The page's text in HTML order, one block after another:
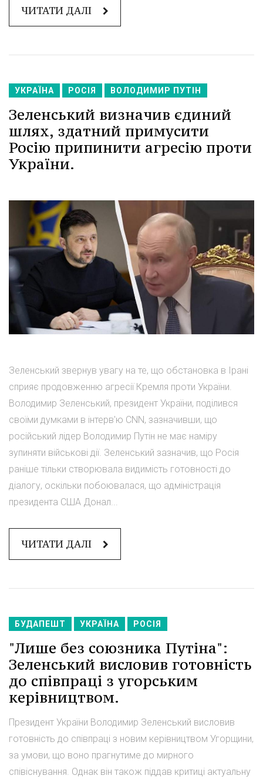
ЧИТАТИ ДАЛІ
УКРАЇНА РОСІЯ ВОЛОДИМИР ПУТІН
Зеленський визначив єдиний
шлях, здатний примусити
Росію припинити агресію проти
України.
Зеленський звернув увагу на те, що обстановка в Ірані
сприяє продовженню агресії Кремля проти України.
Володимир Зеленський, президент України, поділився
своїми думками в інтерв'ю CNN, зазначивши, що
російський лідер Володимир Путін не має наміру
зупиняти військові дії. Зеленський зазначив, що Росія
раніше тільки створювала видимість готовності до
діалогу, оскільки побоювалася, що адміністрація
президента США Донал...
ЧИТАТИ ДАЛІ
БУДАПЕШТ УКРАЇНА РОСІЯ
"Лише без союзника Путіна":
Зеленський висловив готовність
до співпраці з угорським
керівництвом.
Президент України Володимир Зеленський висловив
готовність до співпраці з новим керівництвом Угорщини,
за умови, що воно прагнутиме до мирного
співіснування. Однак він також піддав критиці актуальну